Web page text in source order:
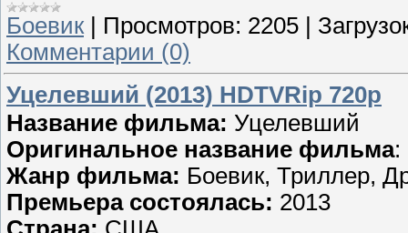
Боевик | Просмотров: 2205 |
Комментарии (0)
Уцелевший (2013) HDTVRip 720p
Название фильма: Уцелевший
Оригинальное название фильма:
Жанр фильма: Боевик, Триллер,
Премьера состоялась: 2013